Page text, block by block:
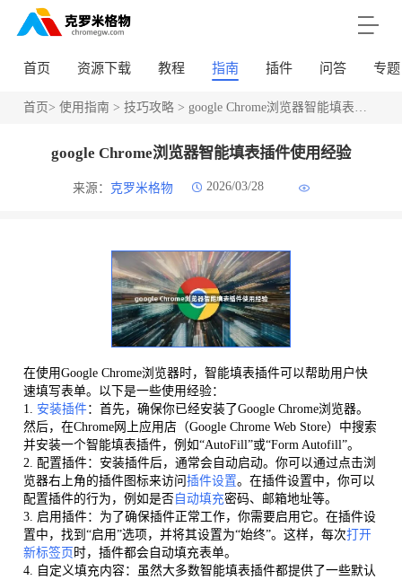
首页 资源下载 教程 指南 插件 问答 专题
首页> 使用指南 > 技巧攻略> google Chrome浏览器智能填表插件使用经验
google Chrome浏览器智能填表插件使用经验
来源： 克罗米格物 2026/03/28
在使用Google Chrome浏览器时，智能填表插件可以帮助用户快
速填写表单。以下是一些使用经验：
1. 安装插件：首先，确保你已经安装了Google Chrome浏览器。
然后，在Chrome网上应用店（Google Chrome Web Store）中搜索
并安装一个智能填表插件，例如“AutoFill”或“Form Autofill”。
2. 配置插件：安装插件后，通常会自动启动。你可以通过点击浏
览器右上角的插件图标来访问 插件设置。在插件设置中，你可以
配置插件的行为，例如是否 自动填充密码、邮箱地址等。
3. 启用插件：为了确保插件正常工作，你需要启用它。在插件设
置中，找到“启用”选项，并将其设置为“始终”。这样，每次打开
新标签页 时，插件都会自动填充表单。
4. 自定义填充内容：虽然大多数智能填表插件都提供了一些默认